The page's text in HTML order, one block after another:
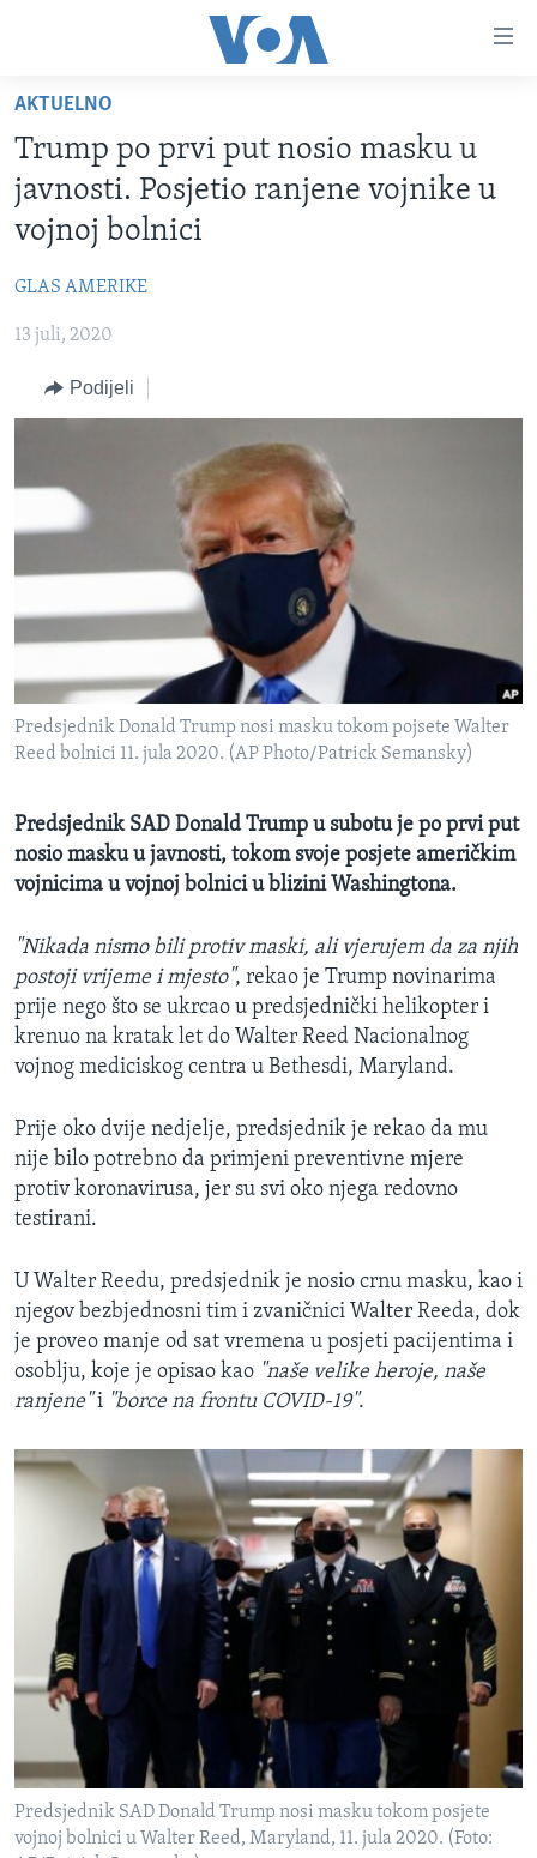
glavni
sadržaj
Pređi
na
glavnu
Idi
na
pretragu
FOTOGRAFIJE DANA
VIJESTI
BOSNA I HERCEGOVINA
SVIJET
NAUKA I TEHNOLOGIJA
SPECIJALNI PROJEKTI
KORUPCIJA
IZBJEGLIČKA STRANA
O GLASU AMERIKE
PRATITE NAS
Jezici
AKTUELNO
Trump po prvi put nosio masku u
javnosti. Posjetio ranjene vojnike u
vojnoj bolnici
GLAS AMERIKE
13 juli, 2020
Podijeli
Predsjednik Donald Trump nosi masku tokom pojsete Walter
Reed bolnici 11. jula 2020. (AP Photo/Patrick Semansky)
Predsjednik SAD Donald Trump u subotu je po prvi put
nosio masku u javnosti, tokom svoje posjete američkim
vojnicima u vojnoj bolnici u blizini Washingtona.
"Nikada nismo bili protiv maski, ali vjerujem da za njih
postoji vrijeme i mjesto", rekao je Trump novinarima
prije nego što se ukrcao u predsjednički helikopter i
krenuo na kratak let do Walter Reed Nacionalnog
vojnog mediciskog centra u Bethesdi, Maryland.
Prije oko dvije nedjelje, predsjednik je rekao da mu
nije bilo potrebno da primjeni preventivne mjere
protiv koronavirusa, jer su svi oko njega redovno
testirani.
U Walter Reedu, predsjednik je nosio crnu masku, kao i
njegov bezbjednosni tim i zvaničnici Walter Reeda, dok
je proveo manje od sat vremena u posjeti pacijentima i
osoblju, koje je opisao kao "naše velike heroje, naše
ranjene"i "borce na frontu COVID-19".
Predsjednik SAD Donald Trump nosi masku tokom posjete
vojnoj bolnici u Walter Reed, Maryland, 11. jula 2020. (Foto: